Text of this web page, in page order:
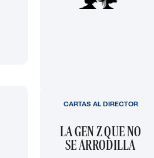
LA GEN Z QUE NO
SE ARRODILLA
CARTAS AL DIRECTOR